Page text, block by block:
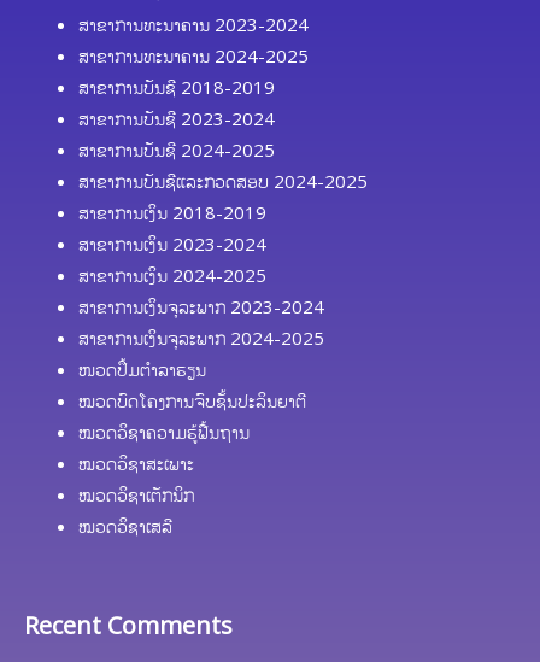
ສາຂາການທະນາຄານ 2023-2024
ສາຂາການທະນາຄານ 2024-2025
ສາຂາການບັນຊີ 2018-2019
ສາຂາການບັນຊີ 2023-2024
ສາຂາການບັນຊີ 2024-2025
ສາຂາການບັນຊີແລະກວດສອບ 2024-2025
ສາຂາການເງິນ 2018-2019
ສາຂາການເງິນ 2023-2024
ສາຂາການເງິນ 2024-2025
ສາຂາການເງິນຈຸລະພາກ 2023-2024
ສາຂາການເງິນຈຸລະພາກ 2024-2025
ໜວດປຶ້ມຕຳລາຮຽນ
ໝວດບົດໂຄງການຈົບຊັ້ນປະລິນຍາຕີ
ໝວດວິຊາຄວາມຮູ້ຟື້ນຖານ
ໝວດວິຊາສະເພາະ
ໝວດວິຊາເຕັກນິກ
ໝວດວິຊາເສລີ
Recent Comments